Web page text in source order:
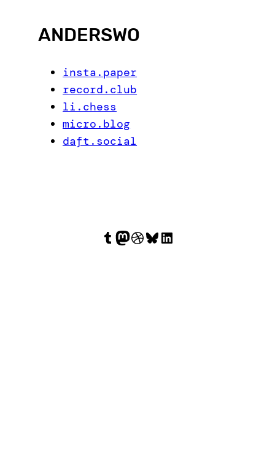
ANDERSWO
insta.paper
record.club
li.chess
micro.blog
daft.social
Tumblr Mastodon Dribbble Bluesky LinkedIn